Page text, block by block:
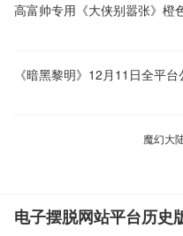
魔幻大
电子摆脱网站平台历史